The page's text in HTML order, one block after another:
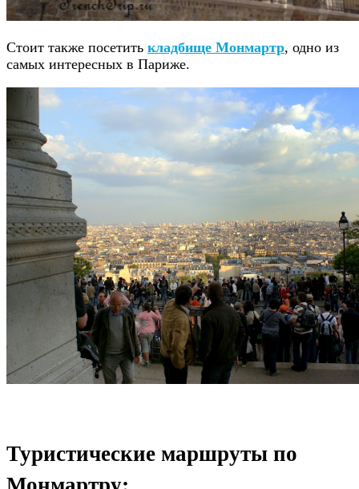
Стоит также посетить кладбище Монмартр, одно из
самых интересных в Париже.
Туристические маршруты по